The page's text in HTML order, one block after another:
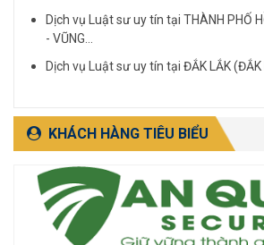
Dịch vụ Luật sư uy tín tại THÀNH PHỐ
- VŨNG...
Dịch vụ Luật sư uy tín tại ĐẮK LẮK (ĐẮK
Dịch vụ Luật sư uy tín tại LÂM
KHÁCH HÀNG TIÊU BIỂU